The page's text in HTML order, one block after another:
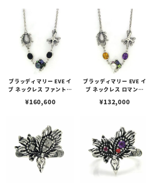
ブラッディマリー EVE イ
ブ ネックレス ファントム
¥160,600
ブラッディマリー EVE イ
ブ ネックレス ロマンス
¥132,000